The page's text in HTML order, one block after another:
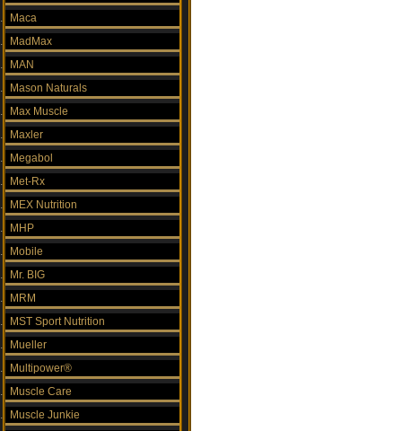
Maca
MadMax
MAN
Mason Naturals
Max Muscle
Maxler
Megabol
Met-Rx
MEX Nutrition
MHP
Mobile
Mr. BIG
MRM
MST Sport Nutrition
Mueller
Multipower®
Muscle Care
Muscle Junkie